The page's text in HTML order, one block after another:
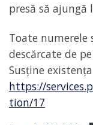
presă să ajungă
Toate
descărcate de
Susține
https://
tion/17